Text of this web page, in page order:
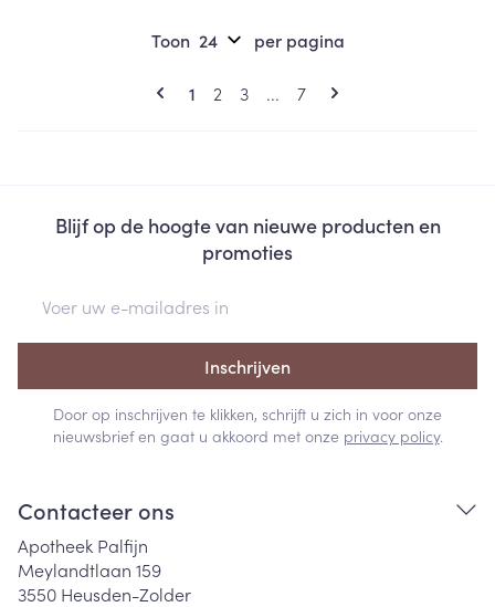
Pagina's
U lees momenteel pagina
1 Pagina
2 Pagina
3 ... Pagina
7
Toon per pagina
Blijf op de hoogte van nieuwe producten en
promoties
Inschrijven
Door op inschrijven te klikken, schrijft u zich in voor onze
nieuwsbrief en gaat u akkoord met onze privacy policy.
Contacteer ons
Apotheek Palfijn
Meylandtlaan 159
3550 Heusden-Zolder